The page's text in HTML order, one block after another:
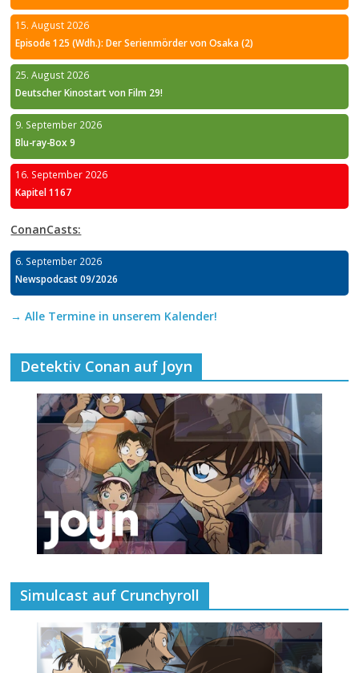
15. August 2026
Episode 125 (Wdh.): Der Serienmörder von Osaka (2)
25. August 2026
Deutscher Kinostart von Film 29!
9. September 2026
Blu-ray-Box 9
16. September 2026
Kapitel 1167
ConanCasts:
6. September 2026
Newspodcast 09/2026
→ Alle Termine in unserem Kalender!
Detektiv Conan auf Joyn
Simulcast auf Crunchyroll